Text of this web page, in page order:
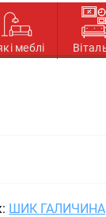
меблі
ШИК ГАЛИЧИНА